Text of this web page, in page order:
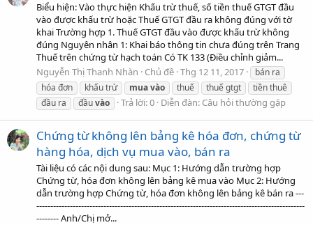
Biểu hiện: Vào thực hiện Khấu trừ thuế, số tiền thuế GTGT đầu
vào được khấu trừ hoặc Thuế GTGT đầu ra không đúng với tờ
khai Trường hợp 1. Thuế GTGT đầu vào được khấu trừ không
đúng Nguyên nhân 1: Khai báo thông tin chưa đúng trên Trang
Thuế trên chứng từ hạch toán Có TK 133 (Điều chỉnh giảm...
Nguyễn Thị Thanh Nhàn
Chủ đề Thg 12 11, 2017
bán ra
hóa đơn
khấu trừ muavào thuế thuế gtgt
tiền thuê
đầu ra
đầuvào Trả lời: 0 Diễn đàn: Câu hỏi thường gặp
Chứng từ không lên bảng kê hóa đơn, chứng từ
hàng hóa, dịch vụ mua vào, bán ra
Tài liệu có các nội dung sau: Mục 1: Hướng dẫn trường hợp
Chứng từ, hóa đơn không lên bảng kê mua vào Mục 2: Hướng
dẫn trường hợp Chứng từ, hóa đơn không lên bảng kê bán ra ---
------------------------------------------------------------------------------------------------
-------- Anh/Chị mở...